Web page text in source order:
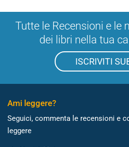
Tutte le Recensioni e le
dei libri nella tua
ISCRIVITI
Ami leggere?
Seguici, commenta le recensioni e
leggere